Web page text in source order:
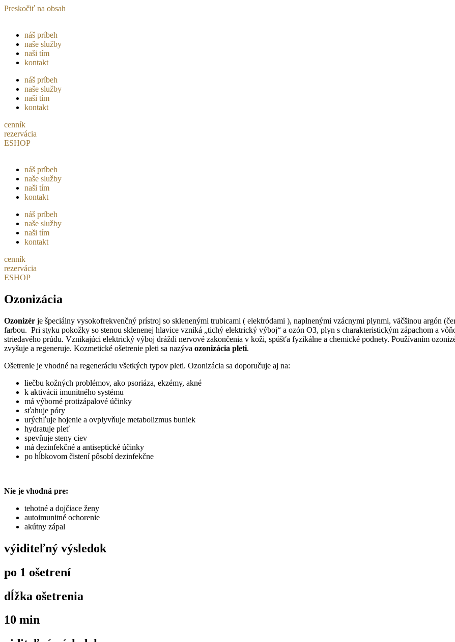
Preskočiť na obsah
náš príbeh
naše služby
naši tím
kontakt
náš príbeh
naše služby
naši tím
kontakt
cenník
rezervácia
ESHOP
náš príbeh
naše služby
naši tím
kontakt
náš príbeh
naše služby
naši tím
kontakt
cenník
rezervácia
ESHOP
Ozonizácia
Ozonizér je špeciálny vysokofrekvenčný prístroj so sklenenými trubicami ( elektródami ), naplnenými vzácnymi plynmi, väčšinou argón
farbou. Pri styku pokožky so stenou sklenenej hlavice vzniká „tichý elektrický výboj“ a ozón O3, plyn s charakteristickým zápachom a
striedavého prúdu. Vznikajúci elektrický výboj dráždi nervové zakončenia v koži, spúšťa fyzikálne a chemické podnety. Používaním
zvyšuje a regeneruje. Kozmetické ošetrenie pleti sa nazýva ozonizácia pleti.
Ošetrenie je vhodné na regeneráciu všetkých typov pleti. Ozonizácia sa doporučuje aj na:
liečbu kožných problémov, ako psoriáza, ekzémy, akné
k aktivácii imunitného systému
má výborné protizápalové účinky
sťahuje póry
urýchľuje hojenie a ovplyvňuje metabolizmus buniek
hydratuje pleť
spevňuje steny ciev
má dezinfekčné a antiseptické účinky
po hĺbkovom čistení pôsobí dezinfekčne
Nie je vhodná pre:
tehotné a dojčiace ženy
autoimunitné ochorenie
akútny zápal
výiditeľný výsledok
po 1 ošetrení
dĺžka ošetrenia
10 min